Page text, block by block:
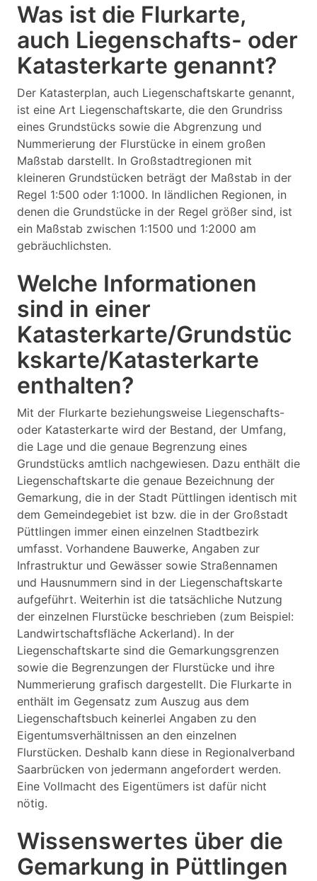
Was ist die Flurkarte,
auch Liegenschafts- oder
Katasterkarte genannt?
Der Katasterplan, auch Liegenschaftskarte genannt,
ist eine Art Liegenschaftskarte, die den Grundriss
eines Grundstücks sowie die Abgrenzung und
Nummerierung der Flurstücke in einem großen
Maßstab darstellt. In Großstadtregionen mit
kleineren Grundstücken beträgt der Maßstab in der
Regel 1:500 oder 1:1000. In ländlichen Regionen, in
denen die Grundstücke in der Regel größer sind, ist
ein Maßstab zwischen 1:1500 und 1:2000 am
gebräuchlichsten.
Welche Informationen
sind in einer
Katasterkarte/Grundstüc
kskarte/Katasterkarte
enthalten?
Mit der Flurkarte beziehungsweise Liegenschafts-
oder Katasterkarte wird der Bestand, der Umfang,
die Lage und die genaue Begrenzung eines
Grundstücks amtlich nachgewiesen. Dazu enthält die
Liegenschaftskarte die genaue Bezeichnung der
Gemarkung, die in der Stadt Püttlingen identisch mit
dem Gemeindegebiet ist bzw. die in der Großstadt
Püttlingen immer einen einzelnen Stadtbezirk
umfasst. Vorhandene Bauwerke, Angaben zur
Infrastruktur und Gewässer sowie Straßennamen
und Hausnummern sind in der Liegenschaftskarte
aufgeführt. Weiterhin ist die tatsächliche Nutzung
der einzelnen Flurstücke beschrieben (zum Beispiel:
Landwirtschaftsfläche Ackerland). In der
Liegenschaftskarte sind die Gemarkungsgrenzen
sowie die Begrenzungen der Flurstücke und ihre
Nummerierung grafisch dargestellt. Die Flurkarte in
enthält im Gegensatz zum Auszug aus dem
Liegenschaftsbuch keinerlei Angaben zu den
Eigentumsverhältnissen an den einzelnen
Flurstücken. Deshalb kann diese in Regionalverband
Saarbrücken von jedermann angefordert werden.
Eine Vollmacht des Eigentümers ist dafür nicht
nötig.
Wissenswertes über die
Gemarkung in Püttlingen